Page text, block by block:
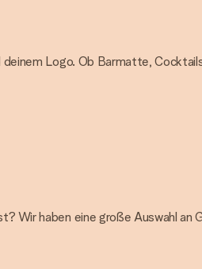
Logo. Ob Barmatte,
Wir haben eine große Auswahl